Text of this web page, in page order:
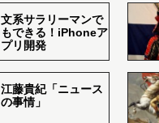
文系サラリーマンで
もできる！iPhoneア
プリ開発
江藤貴紀「ニュース
の事情」